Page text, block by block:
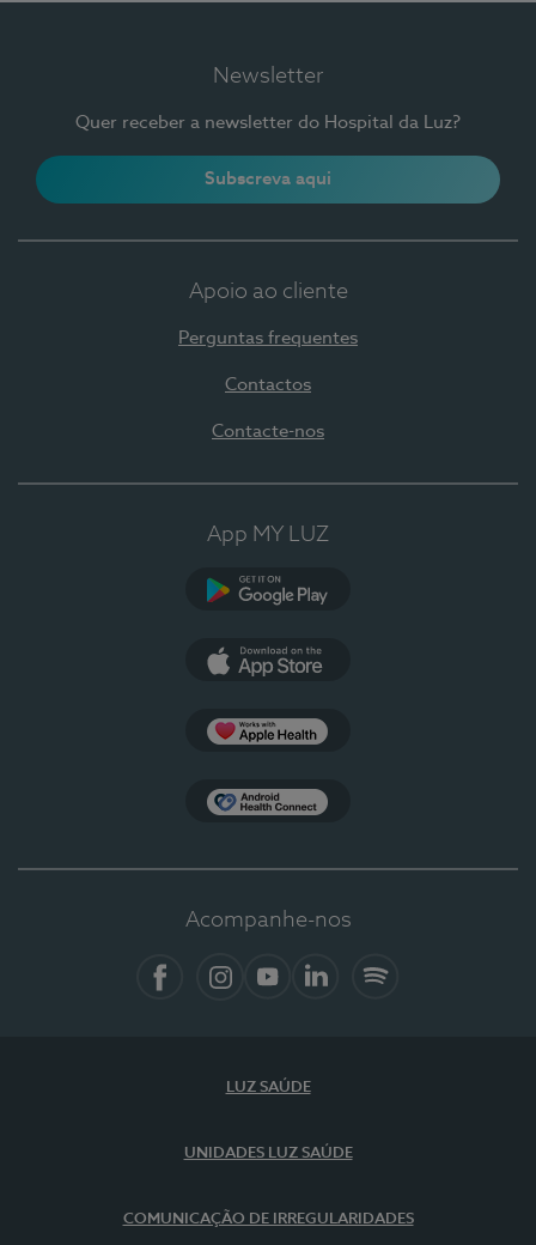
Newsletter
Quer receber a newsletter do Hospital da Luz?
Subscreva aqui
Apoio ao cliente
Perguntas frequentes
Contactos
Contacte-nos
App MY LUZ
Acompanhe-nos
LUZ SAÚDE
UNIDADES LUZ SAÚDE
COMUNICAÇÃO DE IRREGULARIDADES